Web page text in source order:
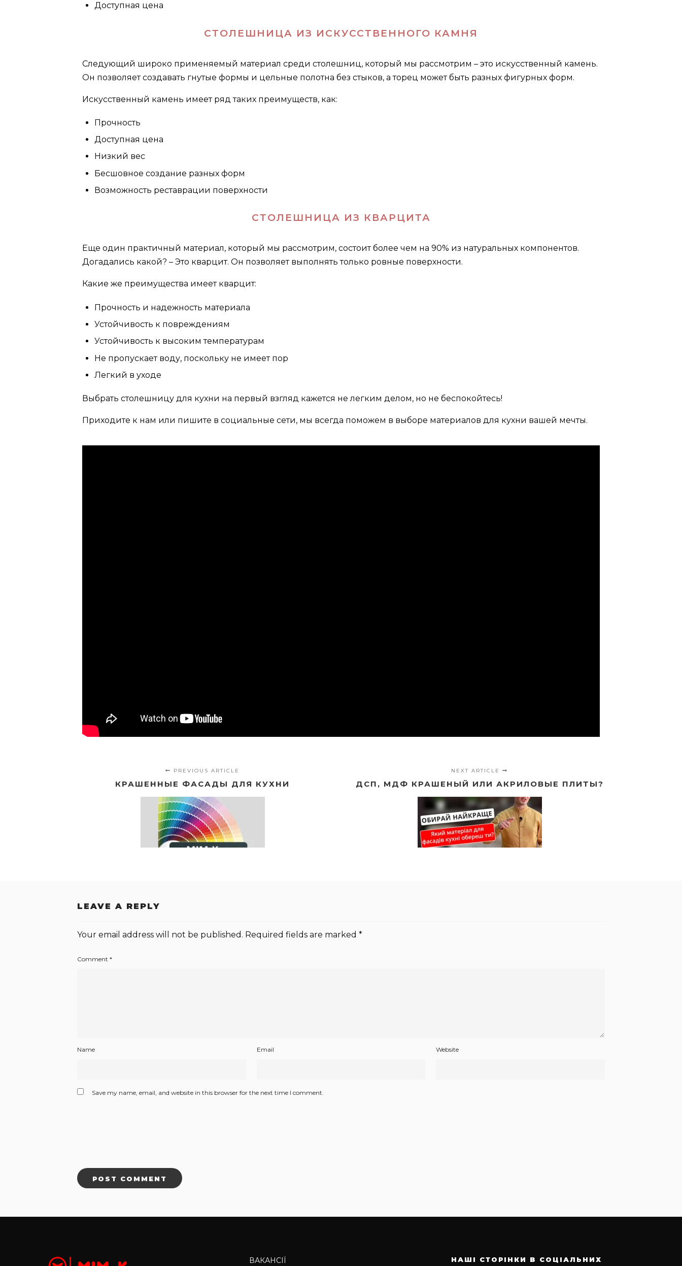
Доступная цена
СТОЛЕШНИЦА ИЗ ИСКУССТВЕННОГО КАМНЯ
Следующий широко применяемый материал среди столешниц, который мы рассмотрим – это искусственный камень.
Он позволяет создавать гнутые формы и цельные полотна без стыков, а торец может быть разных фигурных форм.
Искусственный камень имеет ряд таких преимуществ, как:
Прочность
Доступная цена
Низкий вес
Бесшовное создание разных форм
Возможность реставрации поверхности
СТОЛЕШНИЦА ИЗ КВАРЦИТА
Еще один практичный материал, который мы рассмотрим, состоит более чем на 90% из натуральных компонентов.
Догадались какой? – Это кварцит. Он позволяет выполнять только ровные поверхности.
Какие же преимущества имеет кварцит:
Прочность и надежность материала
Устойчивость к повреждениям
Устойчивость к высоким температурам
Не пропускает воду, поскольку не имеет пор
Легкий в уходе
Выбрать столешницу для кухни на первый взгляд кажется не легким делом, но не беспокойтесь!
Приходите к нам или пишите в социальные сети, мы всегда поможем в выборе материалов для кухни вашей мечты.
PREVIOUS ARTICLE
КРАШЕННЫЕ ФАСАДЫ ДЛЯ КУХНИ
NEXT ARTICLE
ДСП, МДФ КРАШЕНЫЙ ИЛИ АКРИЛОВЫЕ ПЛИТЫ?
LEAVE A REPLY
Your email address will not be published. Required fields are marked *
Comment *
Name Email Website
Save my name, email, and website in this browser for the next time I comment.
ВАКАНСІЇ
НАШІ СТОРІНКИ В СОЦІАЛЬНИХ